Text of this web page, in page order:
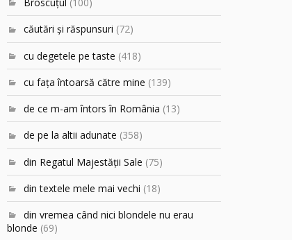
căutări şi răspunsuri (72)
cu degetele pe taste (418)
cu faţa întoarsă către mine (139)
de ce m-am întors în România (13)
de pe la altii adunate (358)
din Regatul Majestăţii Sale (75)
din textele mele mai vechi (18)
din vremea când nici blondele nu erau
blonde (69)